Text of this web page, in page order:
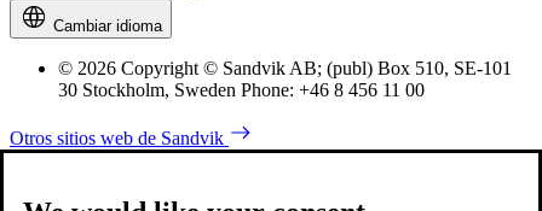
Cambiar idioma
© 2026 Copyright © Sandvik AB; (publ) Box 510, SE-101
30 Stockholm, Sweden Phone: +46 8 456 11 00
Otros sitios web de Sandvik